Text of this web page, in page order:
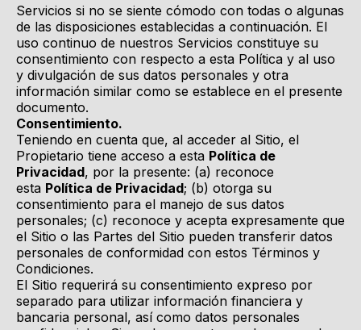
Servicios si no se siente cómodo con todas o algunas
de las disposiciones establecidas a continuación. El
uso continuo de nuestros Servicios constituye su
consentimiento con respecto a esta Política y al uso
y divulgación de sus datos personales y otra
información similar como se establece en el presente
documento.
Consentimiento.
Teniendo en cuenta que, al acceder al Sitio, el
Propietario tiene acceso a esta Política de
Privacidad, por la presente: (a) reconoce
esta Política de Privacidad; (b) otorga su
consentimiento para el manejo de sus datos
personales; (c) reconoce y acepta expresamente que
el Sitio o las Partes del Sitio pueden transferir datos
personales de conformidad con estos Términos y
Condiciones.
El Sitio requerirá su consentimiento expreso por
separado para utilizar información financiera y
bancaria personal, así como datos personales